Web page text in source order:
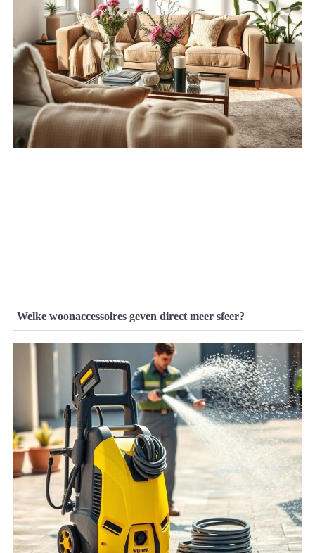
Welke woonaccessoires geven direct meer sfeer?